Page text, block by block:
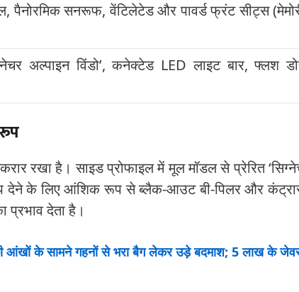
पैनोरमिक सनरूफ, वेंटिलेटेड और पावर्ड फ्रंट सीट्स
अल्पाइन विंडो’, कनेक्टेड LED लाइट बार, फ्लश
रखा है। साइड प्रोफाइल में मूल मॉडल से प्रेरित
देने के लिए आंशिक रूप से ब्लैक-आउट बी-पिलर और
प्रभाव देता है।
आंखों के सामने गहनों से भरा बैग लेकर उड़े बदमाश; 5 लाख के